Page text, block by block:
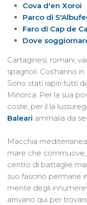
Cova d'en Xoroi
Parco di
Faro di Cap de
Dove
Cartaginesi, romani,
spagnoli. Cos’hanno
Sono stati rapiti tutti
Minorca. Per la sua
coste, per il la
Baleari ammalia da
Macchia
mare che
centro di battaglie
suo fascino permane
mente degli
arrivano qui per